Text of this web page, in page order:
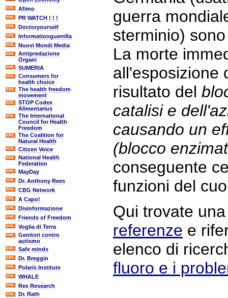
Afimo
PR WATCH ! ! !
Doctoryourself
Informationguerrilla
Nuovi Mondi Media
Antipredazione
Organi
SUMERIA
Consumers for
health choice
The health freedom
movement
STOP Codex
Alimentarius
The International
Council for Health
Freedom
The Coalition for
Natural Health
Citizen Voice
National Health
Federation
MayDay
Dr. Anthony Rees
CBG Network
A Capo!
Disinformazione
Friends of Freedom
Voglia di Terra
Genitori contro
autismo
Safe minds
Dr. Breggin
Polaris Institute
WHALE
Rex Research
Dr. Rath
guerra
sterminio)
La morte
all'esposizione
risultato del
catalisi e
causando un
(blocco
conseguente
funzioni del
Qui trovate
referenze e
elenco di
fluoro e i